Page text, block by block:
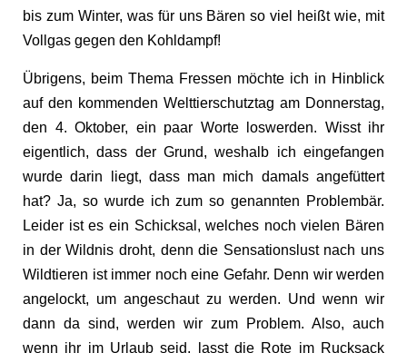
bis zum Winter, was für uns Bären so viel heißt wie, mit
Vollgas gegen den Kohldampf!
Übrigens, beim Thema Fressen möchte ich in Hinblick
auf den kommenden Welttierschutztag am Donnerstag,
den 4. Oktober, ein paar Worte loswerden. Wisst ihr
eigentlich, dass der Grund, weshalb ich eingefangen
wurde darin liegt, dass man mich damals angefüttert
hat? Ja, so wurde ich zum so genannten Problembär.
Leider ist es ein Schicksal, welches noch vielen Bären
in der Wildnis droht, denn die Sensationslust nach uns
Wildtieren ist immer noch eine Gefahr. Denn wir werden
angelockt, um angeschaut zu werden. Und wenn wir
dann da sind, werden wir zum Problem. Also, auch
wenn ihr im Urlaub seid, lasst die Rote im Rucksack